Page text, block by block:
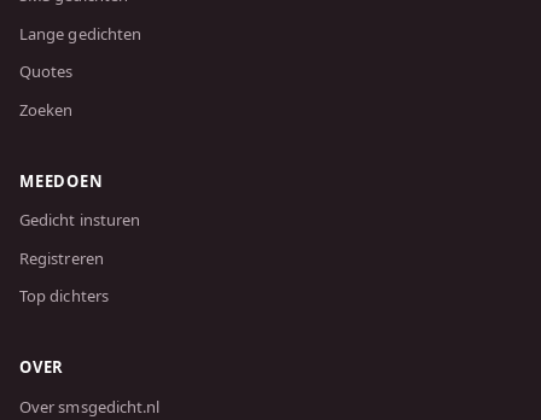
Lange gedichten
Quotes
Zoeken
MEEDOEN
Gedicht insturen
Registreren
Top dichters
OVER
Over smsgedicht.nl